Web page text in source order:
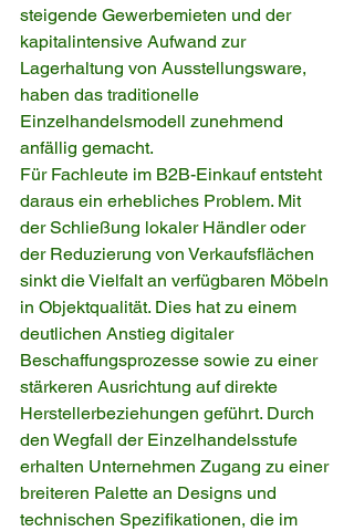
steigende Gewerbemieten und der
kapitalintensive Aufwand zur
Lagerhaltung von Ausstellungsware,
haben das traditionelle
Einzelhandelsmodell zunehmend
anfällig gemacht.
Für Fachleute im B2B-Einkauf entsteht
daraus ein erhebliches Problem. Mit
der Schließung lokaler Händler oder
der Reduzierung von Verkaufsflächen
sinkt die Vielfalt an verfügbaren Möbeln
in Objektqualität. Dies hat zu einem
deutlichen Anstieg digitaler
Beschaffungsprozesse sowie zu einer
stärkeren Ausrichtung auf direkte
Herstellerbeziehungen geführt. Durch
den Wegfall der Einzelhandelsstufe
erhalten Unternehmen Zugang zu einer
breiteren Palette an Designs und
technischen Spezifikationen, die im